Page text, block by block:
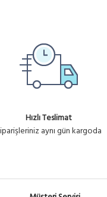
Hızlı Teslimat
aynı gün kargoda